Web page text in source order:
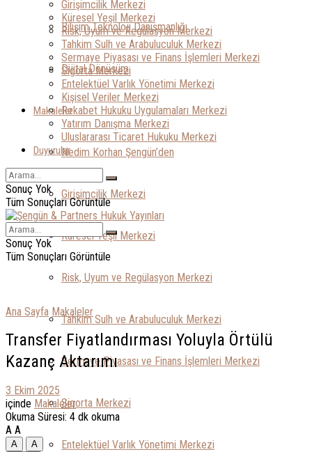
Bilişim Teknoloji Danışmanlığı
Dijital Dönüşüm
Makaleler
Nedim Korhan Şengün’den
Girişimcilik Merkezi
Küresel Yeşil Merkezi
Risk, Uyum ve Regülasyon Merkezi
Tahkim Sulh ve Arabuluculuk Merkezi
Sermaye Piyasası ve Finans İşlemleri Merkezi
Sigorta Merkezi
Entelektüel Varlık Yönetimi Merkezi
Girişimcilik Merkezi
Küresel Yeşil Merkezi
Risk, Uyum ve Regülasyon Merkezi
Tahkim Sulh ve Arabuluculuk Merkezi
Sermaye Piyasası ve Finans İşlemleri Merkezi
Sigorta Merkezi
Entelektüel Varlık Yönetimi Merkezi
Kişisel Veriler Merkezi
Rekabet Hukuku Uygulamaları Merkezi
Yatırım Danışma Merkezi
Uluslararası Ticaret Hukuku Merkezi
Duyurular
Sonuç Yok
Tüm Sonuçları Görüntüle
Sonuç Yok
Tüm Sonuçları Görüntüle
Ana Sayfa Makaleler
Transfer Fiyatlandırması Yoluyla Örtülü
Kazanç Aktarımı
3 Ekim 2025
içinde Makaleler
Okuma Süresi: 4 dk okuma
A A
A
A